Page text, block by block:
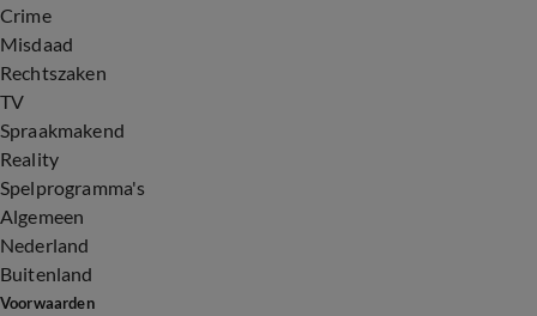
Crime
Misdaad
Rechtszaken
TV
Spraakmakend
Reality
Spelprogramma's
Algemeen
Nederland
Buitenland
Voorwaarden